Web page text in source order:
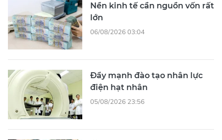
Nền kinh tế cần nguồn vốn rất
lớn
06/08/2026 03:04
Đẩy mạnh đào tạo nhân lực
điện hạt nhân
05/08/2026 23:56